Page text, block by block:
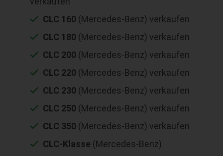
CLC 160 (Mercedes-Benz) verkaufen
CLC 180 (Mercedes-Benz) verkaufen
CLC 200 (Mercedes-Benz) verkaufen
CLC 220 (Mercedes-Benz) verkaufen
CLC 230 (Mercedes-Benz) verkaufen
CLC 250 (Mercedes-Benz) verkaufen
CLC 350 (Mercedes-Benz) verkaufen
CLC-Klasse (Mercedes-Benz)